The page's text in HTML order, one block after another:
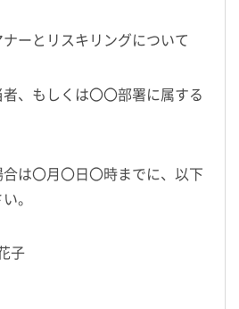
ーとリスキリングについて
、もしくは〇〇部署に属する
は〇月〇日〇時までに、以下
。
子